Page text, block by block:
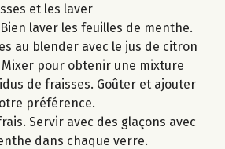
et les laver
laver les feuilles de menthe.
au blender avec le jus de citron
Mixer pour obtenir une mixture
de fraisses. Goûter et ajouter
préférence.
Servir avec des glaçons avec
dans chaque verre.